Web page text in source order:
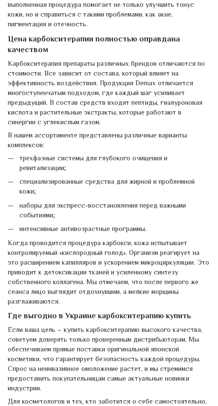
выполненная процедура помогает не только улучшить тонус
кожи, но и справиться с такими проблемами, как акне,
пигментация и отечность.
Цена карбокситерапии полностью оправдана
качеством
Карбокситерапия препараты различных брендов отличаются по
стоимости. Все зависит от состава, который влияет на
эффективность воздействия. Продукция Demax отличается
многоступенчатым подходом, где каждый шаг усиливает
предыдущий. В состав средств входят пептиды, гиалуроновая
кислота и растительные экстракты, которые работают в
синергии с углекислым газом.
В нашем ассортименте представлены различные варианты
комплексов:
трехфазные системы для глубокого очищения и
ревитализации;
специализированные средства для жирной и проблемной
кожи;
наборы для экспресс-восстановления перед важными
событиями;
интенсивные антивозрастные программы.
Когда проводится процедура карбокси, кожа испытывает
контролируемый «кислородный голод». Организм реагирует на
это расширением капилляров и ускорением микроциркуляции. Это
приводит к детоксикации тканей и усиленному синтезу
собственного коллагена. Мы отмечаем, что после первого же
сеанса лицо выглядит отдохнувшим, а мелкие морщины
разглаживаются.
Где выгодно в Украине карбокситерапию купить
Если ваша цель – купить карбокситерапию высокого качества,
советуем доверять только проверенным дистрибьюторам. Мы
обеспечиваем прямые поставки оригинальной японской
косметики, что гарантирует безопасность каждой процедуры.
Спрос на неинвазивное омоложение растет, и мы стремимся
предоставить покупательницам самые актуальные новинки
индустрии.
Для косметологов и тех, кто заботится о себе самостоятельно,